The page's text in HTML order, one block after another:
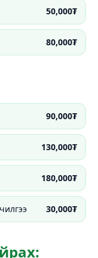
50,000₮
80,000₮
90,000₮
130,000₮
180,000₮
30,000₮